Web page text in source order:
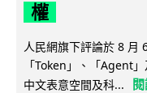
權
人民網旗下評論於 8 月
「Token」、「Agent
中文表意空間及科...